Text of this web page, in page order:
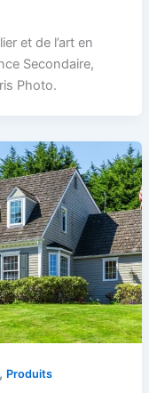
et de l’art en
Secondaire,
Photo.
Produits